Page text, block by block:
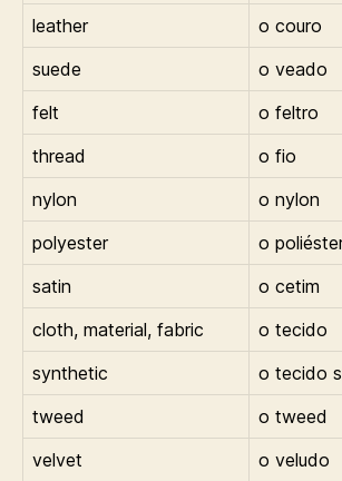
leather
o couro
suede
o veado
felt
o feltro
thread
o fio
nylon
o nylon
polyester
o
satin
o cetim
cloth, material, fabric
o tecido
synthetic
o tecido
tweed
o tweed
velvet
o veludo